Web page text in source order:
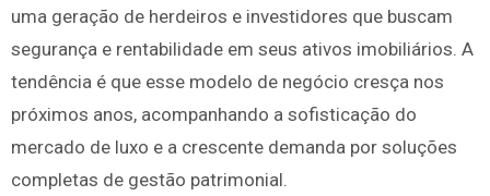
uma geração de herdeiros e investidores que buscam
segurança e rentabilidade em seus ativos imobiliários. A
tendência é que esse modelo de negócio cresça nos
próximos anos, acompanhando a sofisticação do
mercado de luxo e a crescente demanda por soluções
completas de gestão patrimonial.